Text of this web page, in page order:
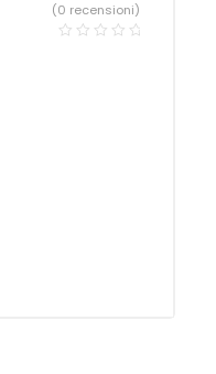
(0 recensioni)